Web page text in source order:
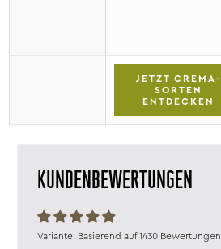
JETZT CREMA-
SORTEN
ENTDECKEN
KUNDENBEWERTUNGEN
Basierend auf 1430 Bewertungen